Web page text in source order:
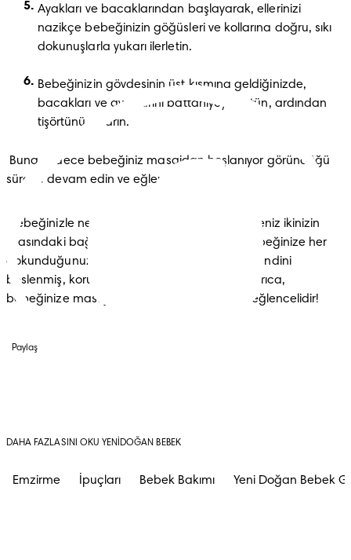
Ayakları ve bacaklarından başlayarak, ellerinizi
nazikçe bebeğinizin göğüsleri ve kollarına doğru, sıkı
dokunuşlarla yukarı ilerletin.
Bebeğinizin gövdesinin üst kısmına geldiğinizde,
bacakları ve ayaklarını battaniyeyle örtün, ardından
tişörtünü çıkarın.
sürece devam edin ve eğlenin!
arasındaki bağ o kadar iyi biçimde oluşur. Bebeğinize her
dokunduğunuzda veya masaj yaptığınızda kendini
beslenmiş, korunmuş ve güvende hisseder. Ayrıca,
bebeğinize masaj yapmak sizin için de çok eğlencelidir!
Paylaş
DAHA FAZLASINI OKU YENIDOĞAN BEBEK
Emzirme İpuçları Bebek Bakımı Yeni Doğan Bebek